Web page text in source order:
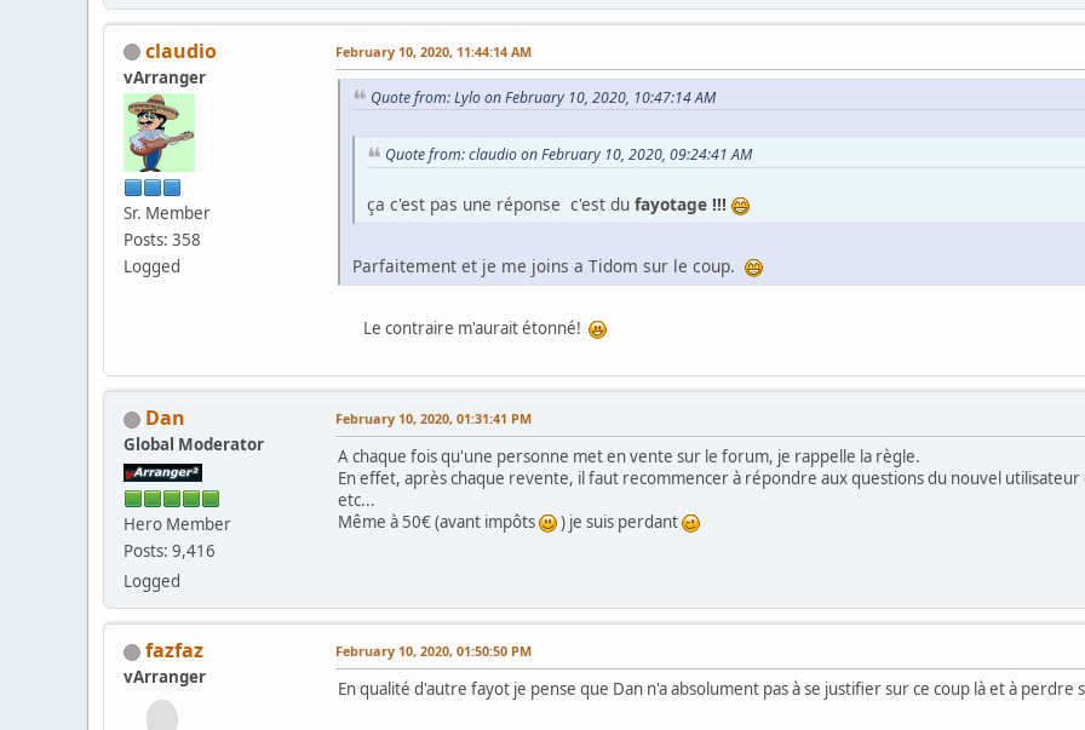
claudio
vArranger
Sr. Member
Posts: 358
Logged
February 10, 2020, 11:44:14 AM
Quote from: Lylo on February 10, 2020, 10:47:14 AM
Quote from: claudio on February 10, 2020, 09:24:41 AM
ça c'est pas une réponse c'est du fayotage !!!
Parfaitement et je me joins a Tidom sur le coup.
Le contraire m'aurait étonné!
Dan
Global Moderator
Hero Member
Posts: 9,416
Logged
February 10, 2020, 01:31:41 PM
A chaque fois qu'une personne met en vente sur le forum, je rappelle la règle.
En effet, après chaque revente, il faut recommencer à répondre aux questions du nouvel
etc...
Même à 50€ (avant impôts
) je suis perdant
fazfaz
vArranger
February 10, 2020, 01:50:50 PM
En qualité d'autre fayot je pense que Dan n'a absolument pas à se justifier sur ce coup là et à perdre